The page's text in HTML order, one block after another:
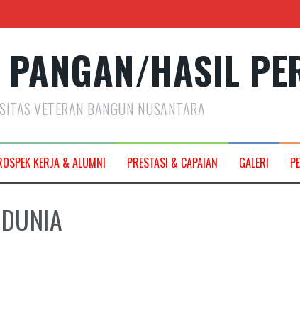
HASIL
VETERAN BANGUN NUSANTARA
KERJA & ALUMNI PRESTASI & CAPAIAN GALERI